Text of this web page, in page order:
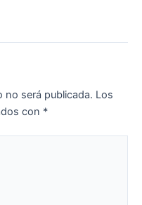
no será publicada. Los
con *